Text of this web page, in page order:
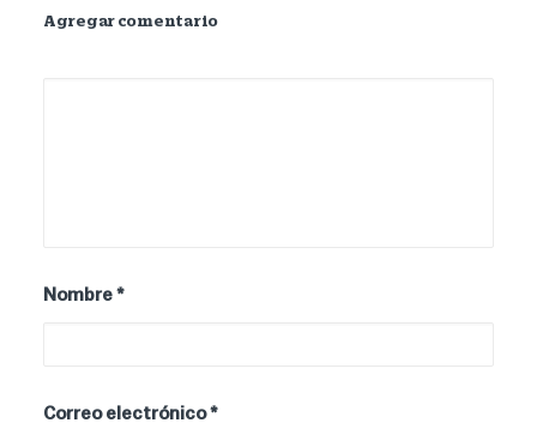
Agregar comentario
Nombre *
Correo electrónico*